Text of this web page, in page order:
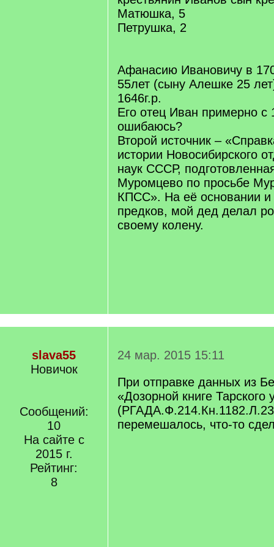
Матюшка, 5
Петрушка, 2
Афанасию Ивановичу в
55лет (сыну Алешке 25
1646г.р.
Его отец Иван примерно с
ошибаюсь?
Второй источник –
истории Новосибирского
наук СССР,
Муромцево по просьбе
КПСС». На её основании и
предков, мой дед делал
своему колену.
slava55
Новичок
Сообщений:
10
На сайте с
2015 г.
Рейтинг:
8
24 мар. 2015 15:11
При отправке данных из
«Дозорной книге Тарского
перемешалось, что-то